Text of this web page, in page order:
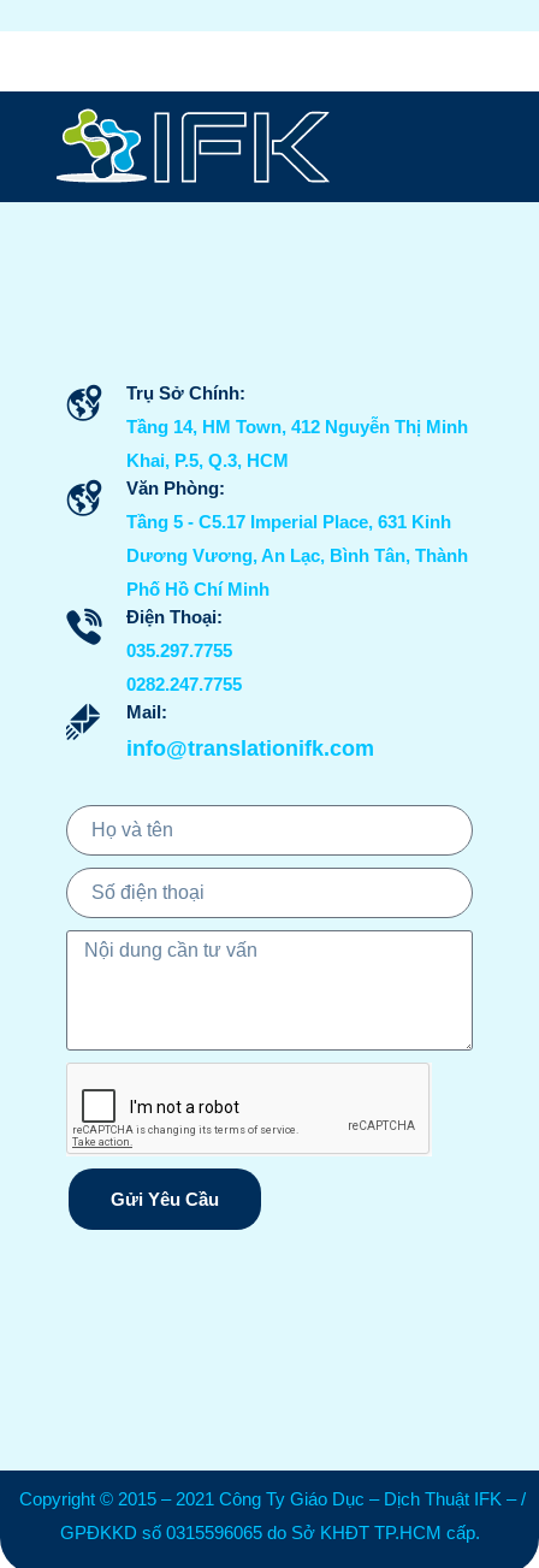
Trụ Sở Chính:
Tầng 14, HM Town, 412 Nguyễn Thị Minh
Khai, P.5, Q.3, HCM
Văn Phòng:
Tầng 5 - C5.17 Imperial Place, 631 Kinh
Dương Vương, An Lạc, Bình Tân, Thành
Phố Hồ Chí Minh
Điện Thoại:
035.297.7755
0282.247.7755
Mail:
info@translationifk.com
Gửi Yêu Cầu
Copyright © 2015 – 2021 Công Ty Giáo Dục – Dịch Thuật IFK – /
GPĐKKD số 0315596065 do Sở KHĐT TP.HCM cấp.